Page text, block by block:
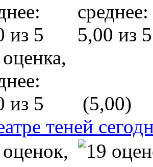
(5,00)
теней